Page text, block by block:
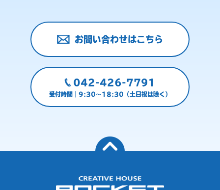
お問い合わせはこちら
042-426-7791
受付時間｜9:30～18:30（土日祝は除く）